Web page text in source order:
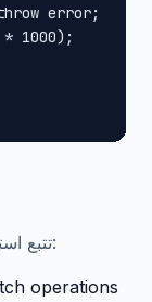
error;
1000);
تتبع استهلاكك للرصيد لتجنب أي انقطاع في الخدمة:
operations